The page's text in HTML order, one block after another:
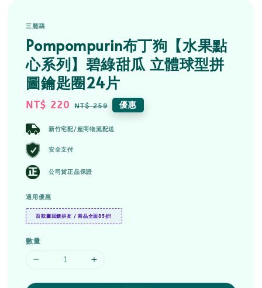
三麗鷗
Pompompurin布丁狗【水果點
心系列】碧綠甜瓜 立體球型拼
圖鑰匙圈24片
Sale
NT$ 220 Regular
NT$ 259 優惠
新竹宅配/超商物流配送
安全支付
公司貨正品保證
適用優惠
百耘圖回饋拼友 / 商品全面85折!
數量